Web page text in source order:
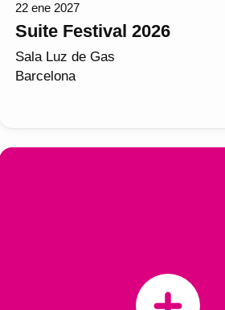
22 ene 2027
Suite Festival 2026
Sala Luz de Gas
Barcelona